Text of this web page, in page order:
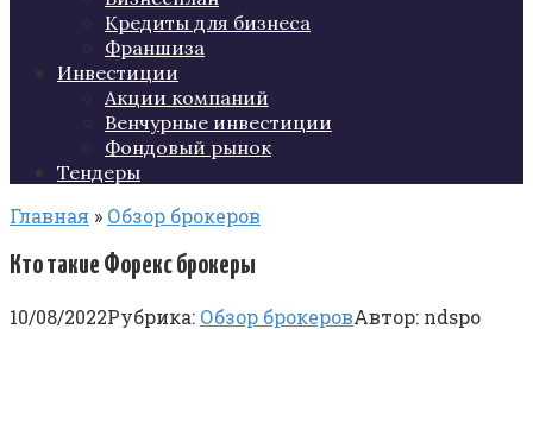
Кредиты для бизнеса
Франшиза
Инвестиции
Акции компаний
Венчурные инвестиции
Фондовый рынок
Тендеры
Главная » Обзор брокеров
Кто такие Форекс брокеры
10/08/2022Рубрика: Обзор брокеровАвтор: ndspo